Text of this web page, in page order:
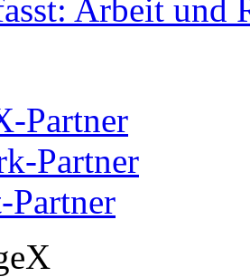
Arbeit und
Partner
Partner
Partner